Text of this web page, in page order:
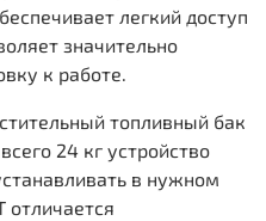
легкий доступ
значительно
к работе.
топливный бак
24 кг устройство
в нужном
отличается